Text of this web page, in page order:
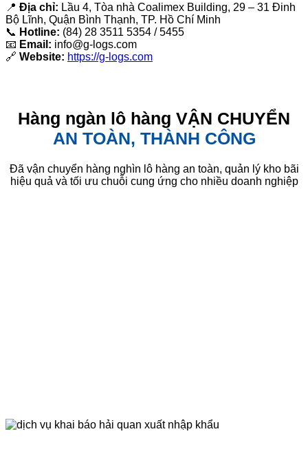
📍 Địa chỉ: Lầu 4, Tòa nhà Coalimex Building, 29 – 31 Đinh
Bộ Lĩnh, Quận Bình Thạnh, TP. Hồ Chí Minh
📞 Hotline: (84) 28 3511 5354 / 5455
📧 Email: info@g-logs.com
🔗 Website: https://g-logs.com
Hàng ngàn lô hàng VẬN CHUYỂN
AN TOÀN, THÀNH CÔNG
Đã vận chuyển hàng nghìn lô hàng an toàn, quản lý kho bãi
hiệu quả và tối ưu chuỗi cung ứng cho nhiều doanh nghiệp